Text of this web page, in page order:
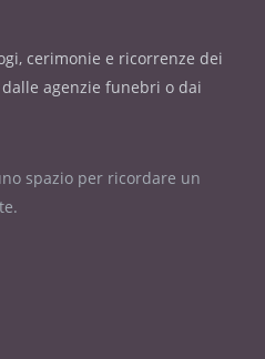
cerimonie e ricorrenze dei
agenzie funebri o dai
spazio per ricordare un